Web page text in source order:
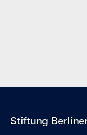
Stiftung